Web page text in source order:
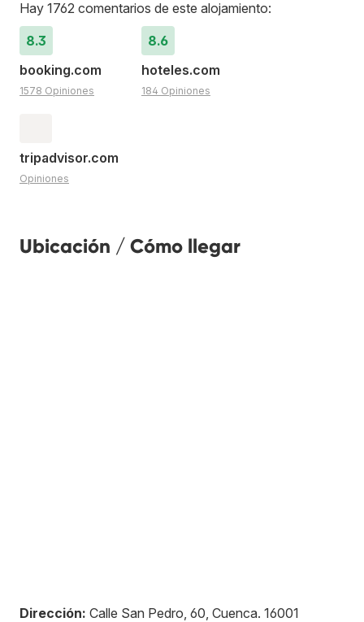
Hay 1762 comentarios de este alojamiento:
8.3
booking.com
1578 Opiniones
8.6
hoteles.com
184 Opiniones
tripadvisor.com
Opiniones
Ubicación / Cómo llegar
Dirección: Calle San Pedro, 60, Cuenca. 16001